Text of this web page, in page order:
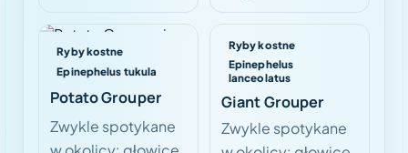
Ryby kostne
Epinephelus tukula
Potato Grouper
Zwykle spotykane
Ryby kostne
Epinephelus
lanceolatus
Giant Grouper
Zwykle spotykane